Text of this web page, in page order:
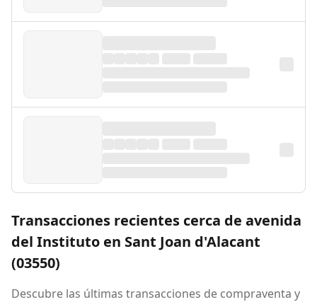
Transacciones recientes cerca de avenida
del Instituto en Sant Joan d'Alacant
(03550)
Descubre las últimas transacciones de compraventa y